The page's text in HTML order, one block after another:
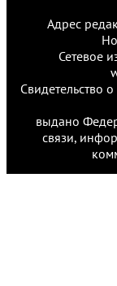
Адрес
Сетевое
Свидетельство
выдано
связи,